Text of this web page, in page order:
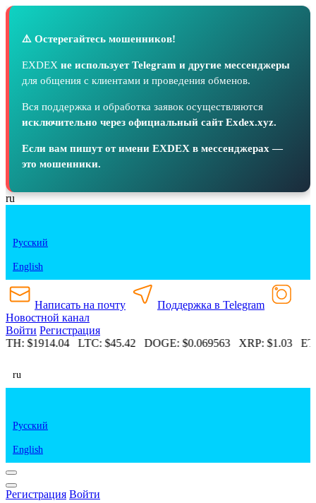
⚠️ Остерегайтесь мошенников!
EXDEX не использует Telegram и другие мессенджеры
для общения с клиентами и проведения обменов.
Вся поддержка и обработка заявок осуществляются
исключительно через официальный сайт Exdex.xyz.
Если вам пишут от имени EXDEX в мессенджерах —
это мошенники.
ru
Русский
English
Написать на почту
Поддержка в Telegram
Новостной канал
Войти Регистрация
$1914.04 LTC:$45.42 DOGE:$0.069563 XRP:$1.03
ru
Русский
English
Регистрация Войти